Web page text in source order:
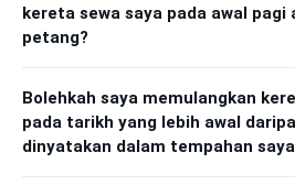
kereta sewa saya pada awal pagi
petang?
Bolehkah saya memulangkan
pada tarikh yang lebih awal
dinyatakan dalam tempahan